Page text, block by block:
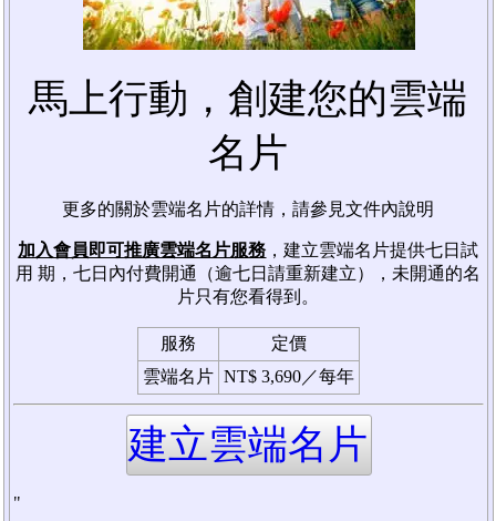
馬上行動，創建您的雲端
名片
更多的關於雲端名片的詳情，請參見文件內說明
加入會員即可推廣雲端名片服務 ，建立雲端名片提供七日試
用 期，七日內付費開通（逾七日請重新建立），未開通的名
片只有您看得到。
服務
定價
雲端名片 NT$ 3,690／每年
建立雲端名片
"